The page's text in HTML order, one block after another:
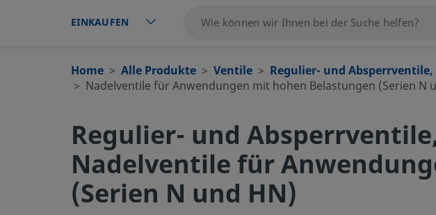
EINKAUFEN
Home Alle Produkte Ventile
Regulier- und
Nadelventile für Anwendungen mit hohen Belastungen (Serien N
Regulier- und
Nadelventile für
(Serien N und HN)